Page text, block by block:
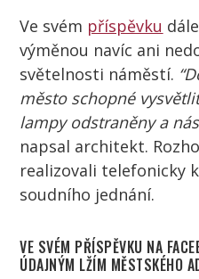
Ve svém příspěvku
výměnou navíc ani
světelnosti náměstí.
město schopné
lampy odstraněny a
napsal architekt.
realizovali telefonicky
soudního jednání.
VE SVÉM PŘÍSPĚVKU NA
ÚDAJNÝM LŽÍM MĚSTSKÉHO